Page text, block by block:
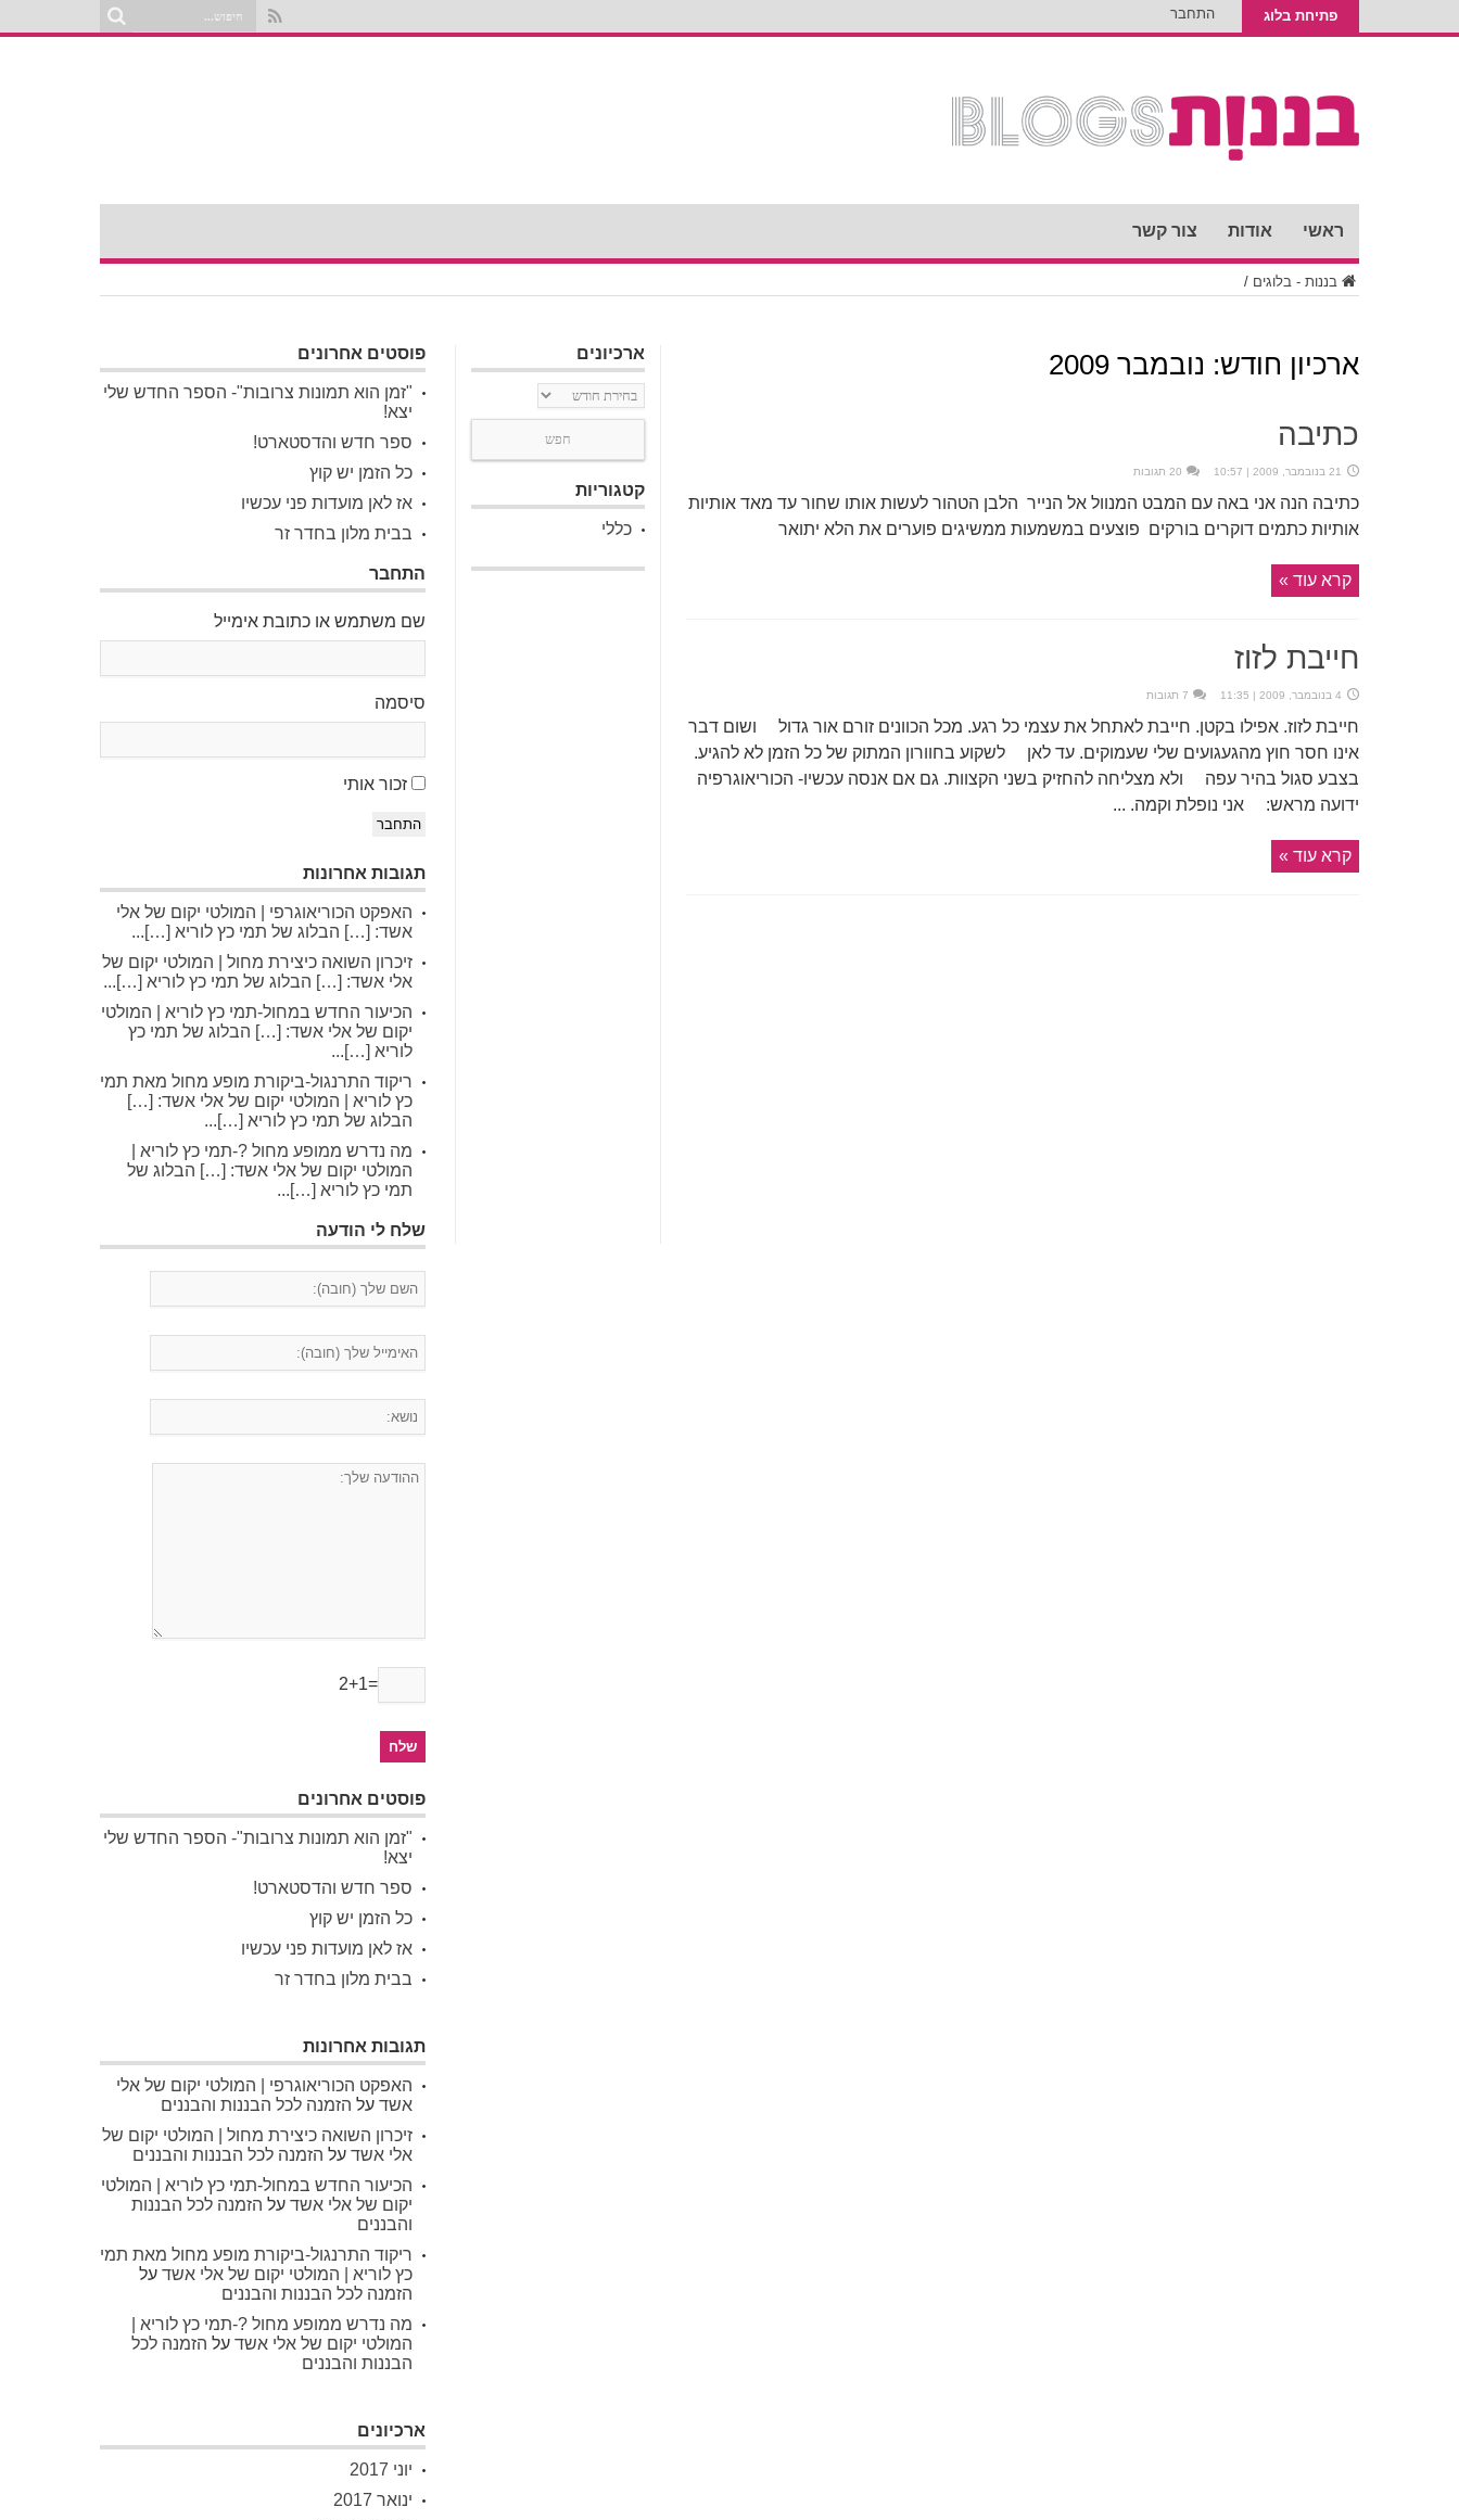
פתיחת בלוג התחבר
ראשי אודות צור קשר
בננות - בלוגים /
ארכיון חודש: נובמבר 2009
כתיבה
21 בנובמבר, 2009 | 10:57 20 תגובות
כתיבה הנה אני באה עם המבט המנוול אל הנייר הלבן הטהור לעשות אותו שחור עד מאד אותיות
אותיות כתמים דוקרים בורקים פוצעים במשמעות ממשיגים פוערים את הלא יתואר
קרא עוד »
חייבת לזוז
4 בנובמבר, 2009 | 11:35 7 תגובות
חייבת לזוז. אפילו בקטן. חייבת לאתחל את עצמי כל רגע. מכל הכוונים זורם אור גדול ושום דבר
אינו חסר חוץ מהגעגועים שלי שעמוקים. עד לאן לשקוע בחוורון המתוק של כל הזמן לא להגיע.
בצבע סגול בהיר עפה ולא מצליחה להחזיק בשני הקצוות. גם אם אנסה עכשיו- הכוריאוגרפיה
ידועה מראש: אני נופלת וקמה. ...
קרא עוד »
ארכיונים
ארכיונים
קטגוריות
כללי
פוסטים אחרונים
"זמן הוא תמונות צרובות"- הספר החדש שלי
יצא!
ספר חדש והדסטארט!
כל הזמן יש קוץ
אז לאן מועדות פני עכשיו
בבית מלון בחדר זר
התחבר
שם משתמש או כתובת אימייל
סיסמה
זכור אותי
התחבר
תגובות אחרונות
האפקט הכוריאוגרפי | המולטי יקום של אלי
אשד: […] הבלוג של תמי כץ לוריא […]...
זיכרון השואה כיצירת מחול | המולטי יקום של
אלי אשד: […] הבלוג של תמי כץ לוריא […]...
הכיעור החדש במחול-תמי כץ לוריא | המולטי
יקום של אלי אשד: […] הבלוג של תמי כץ
לוריא […]...
ריקוד התרנגול-ביקורת מופע מחול מאת תמי
כץ לוריא | המולטי יקום של אלי אשד: […]
הבלוג של תמי כץ לוריא […]...
מה נדרש ממופע מחול ?-תמי כץ לוריא |
המולטי יקום של אלי אשד: […] הבלוג של
תמי כץ לוריא […]...
שלח לי הודעה
2+1=
פוסטים אחרונים
"זמן הוא תמונות צרובות"- הספר החדש שלי
יצא!
ספר חדש והדסטארט!
כל הזמן יש קוץ
אז לאן מועדות פני עכשיו
בבית מלון בחדר זר
תגובות אחרונות
האפקט הכוריאוגרפי | המולטי יקום של אלי
אשד על הזמנה לכל הבננות והבננים
זיכרון השואה כיצירת מחול | המולטי יקום של
אלי אשד על הזמנה לכל הבננות והבננים
הכיעור החדש במחול-תמי כץ לוריא | המולטי
יקום של אלי אשד על הזמנה לכל הבננות
והבננים
ריקוד התרנגול-ביקורת מופע מחול מאת תמי
כץ לוריא | המולטי יקום של אלי אשד על
הזמנה לכל הבננות והבננים
מה נדרש ממופע מחול ?-תמי כץ לוריא |
המולטי יקום של אלי אשד על הזמנה לכל
הבננות והבננים
ארכיונים
יוני 2017
ינואר 2017